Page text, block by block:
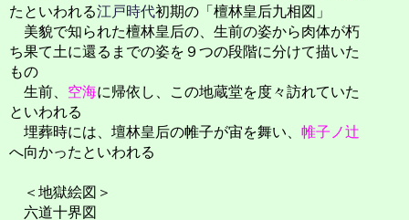
たといわれる江戸時代初期の「檀林皇后九相図」
美貌で知られた檀林皇后の、生前の姿から肉体が朽
ち果て土に還るまでの姿を９つの段階に分けて描いた
もの
生前、 空海に帰依し、この地蔵堂を度々訪れていた
といわれる
埋葬時には、壇林皇后の帷子が宙を舞い、 帷子ノ辻
へ向かったといわれる
＜地獄絵図＞
六道十界図